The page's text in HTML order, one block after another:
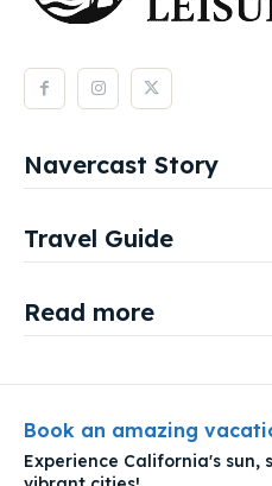
Navercast Story
Travel Guide
Read more
Book an amazing
Experience California's sun,